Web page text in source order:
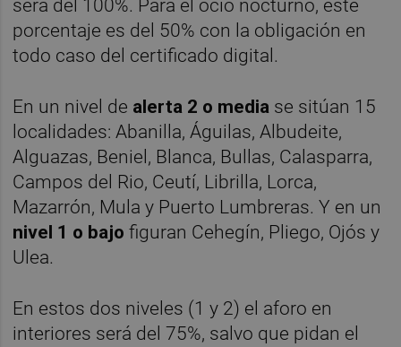
será del 100%. Para el ocio nocturno, este
porcentaje es del 50% con la obligación en
todo caso del certificado digital.
En un nivel de alerta 2 o media se sitúan 15
localidades: Abanilla, Águilas, Albudeite,
Alguazas, Beniel, Blanca, Bullas, Calasparra,
Campos del Rio, Ceutí, Librilla, Lorca,
Mazarrón, Mula y Puerto Lumbreras. Y en un
nivel 1 o bajo figuran Cehegín, Pliego, Ojós y
Ulea.
En estos dos niveles (1 y 2) el aforo en
interiores será del 75%, salvo que pidan el